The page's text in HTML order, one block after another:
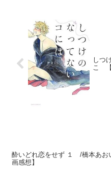
しつ
こ 【
酔いどれ恋をせず １ /橋本あ
画感想】